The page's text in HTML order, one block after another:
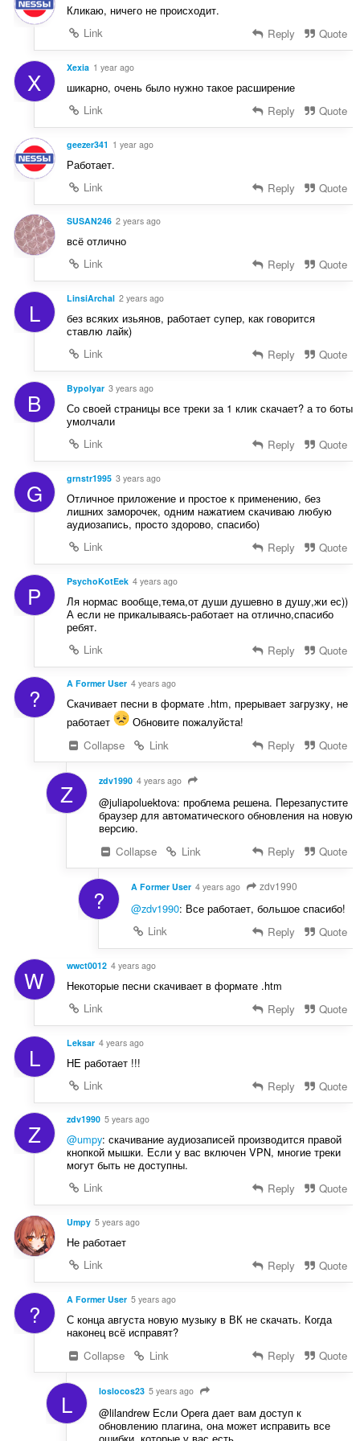
Кликаю, ничего не происходит.
Link
Reply Quote
X Xexia 1 year ago
шикарно, очень было нужно такое расширение
Link
Reply Quote
geezer341 1 year ago
Работает.
Link
Reply Quote
SUSAN246 2 years ago
всё отлично
Link
Reply Quote
L LinsiArchal 2 years ago
без всяких изьянов, работает супер, как говорится
ставлю лайк)
Link
Reply Quote
B Bypolyar 3 years ago
Со своей страницы все треки за 1 клик скачает? а то боты
умолчали
Link
Reply Quote
G grnstr1995 3 years ago
Отличное приложение и простое к применению, без
лишних заморочек, одним нажатием скачиваю любую
аудиозапись, просто здорово, спасибо)
Link
Reply Quote
P PsychoKotEek 4 years ago
Ля нормас вообще,тема,от души душевно в душу,жи ес))
А если не прикалываясь-работает на отлично,спасибо
ребят.
Link
Reply Quote
? A Former User 4 years ago
Скачивает песни в формате .htm, прерывает загрузку, не
работает
Обновите пожалуйста!
Collapse
Link Reply Quote
Z zdv1990 4 years ago
@juliapoluektova: проблема решена. Перезапустите
браузер для автоматического обновления на новую
версию.
Collapse
Link Reply Quote
? A Former User 4 years ago zdv1990
@zdv1990: Все работает, большое спасибо!
Link
Reply Quote
W wwct0012 4 years ago
Некоторые песни скачивает в формате .htm
Link
Reply Quote
L Leksar 4 years ago
НЕ работает !!!
Link
Reply Quote
Z zdv1990 5 years ago
@umpy: скачивание аудиозаписей производится правой
кнопкой мышки. Если у вас включен VPN, многие треки
могут быть не доступны.
Link
Reply Quote
Umpy 5 years ago
Не работает
Link
Reply Quote
? A Former User 5 years ago
С конца августа новую музыку в ВК не скачать. Когда
наконец всё исправят?
Collapse
Link Reply Quote
L loslocos23 5 years ago
@lilandrew Если Opera дает вам доступ к
обновлению плагина, она может исправить все